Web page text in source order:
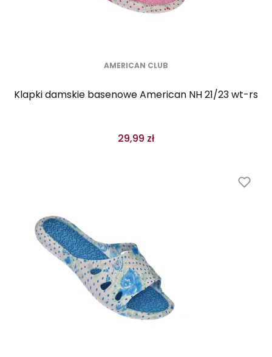
AMERICAN CLUB
Klapki damskie basenowe American NH 21/23 wt-rs
29,99 zł